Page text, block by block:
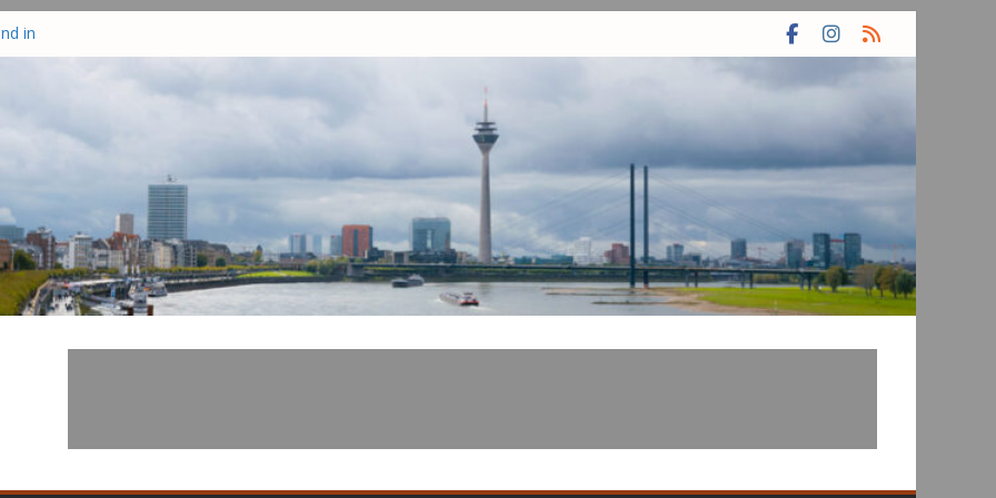
in
drei
in